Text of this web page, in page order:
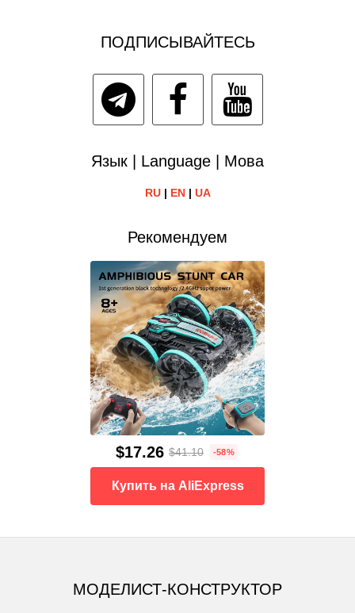
ПОДПИСЫВАЙТЕСЬ
Язык | Language | Мова
RU| EN| UA
Рекомендуем
$17.26 $41.10 -58%
Купить на AliExpress
МОДЕЛИСТ-КОНСТРУКТОР